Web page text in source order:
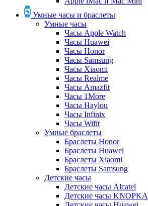
Умные часы и браслеты
Умные часы
Часы Apple Watch
Часы Huawei
Часы Honor
Часы Samsung
Часы Xiaomi
Часы Realme
Часы Amazfit
Часы 1More
Часы Haylou
Часы Infinix
Часы Wifit
Умные браслеты
Браслеты Honor
Браслеты Huawei
Браслеты Xiaomi
Браслеты Samsung
Детские часы
Детские часы Alcatel
Детские часы KNOPKA